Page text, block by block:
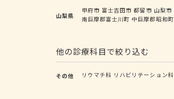
山梨県
甲府市 富士吉田市 都留市 山梨市
南巨摩郡富士川町 中巨摩郡昭和町
他の診療科目で絞り込む
その他 リウマチ科 リハビリテーション科